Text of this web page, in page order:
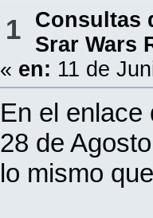
1
Consultas
Srar Wars
« en: 11 de
En el enlace
28 de
lo mismo